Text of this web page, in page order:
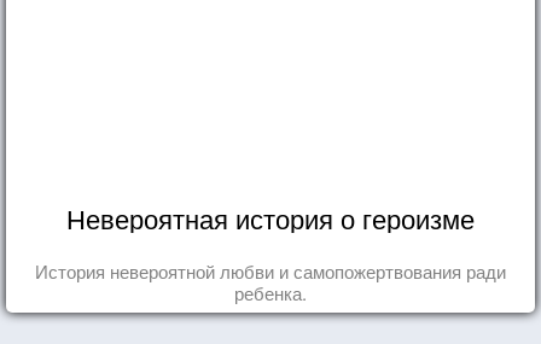
Невероятная история о героизме
История невероятной любви и самопожертвования ради
ребенка.